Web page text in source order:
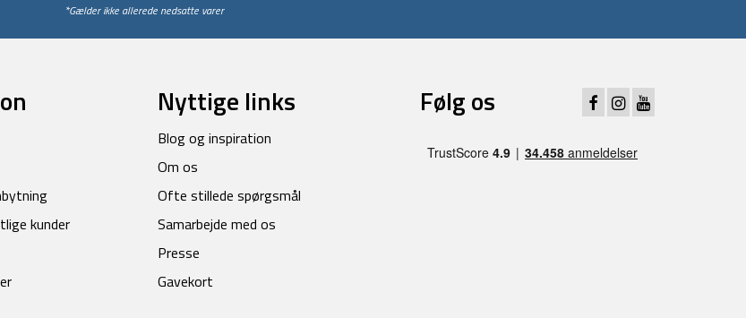
*Gælder ikke allerede nedsatte varer
kunder
Nyttige links
Blog og inspiration
Om os
Ofte stillede spørgsmål
Samarbejde med os
Presse
Gavekort
Følg os